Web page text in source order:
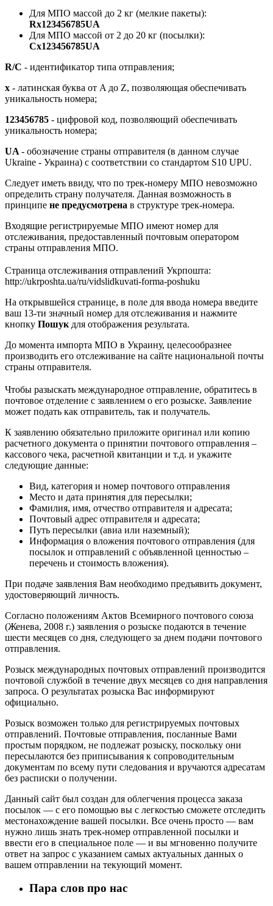
Для МПО массой до 2 кг (мелкие пакеты):
Rx123456785UA
Для МПО массой от 2 до 20 кг (посылки):
Cx123456785UA
R/C - идентификатор типа отправления;
x - латинская буква от A до Z, позволяющая обеспечивать
уникальность номера;
123456785 - цифровой код, позволяющий обеспечивать
уникальность номера;
UA - обозначение страны отправителя (в данном случае
Ukraine - Украина) с соответствии со стандартом S10 UPU.
Следует иметь ввиду, что по трек-номеру МПО невозможно
определить страну получателя. Данная возможность в
принципе не предусмотрена в структуре трек-номера.
Входящие регистрируемые МПО имеют номер для
отслеживания, предоставленный почтовым оператором
страны отправления МПО.
Страница отслеживания отправлений Укрпошта:
http://ukrposhta.ua/ru/vidslidkuvati-forma-poshuku
На открывшейся странице, в поле для ввода номера введите
ваш 13-ти значный номер для отслеживания и нажмите
кнопку Пошук для отображения результата.
До момента импорта МПО в Украину, целесообразнее
производить его отслеживание на сайте национальной почты
страны отправителя.
Чтобы разыскать международное отправление, обратитесь в
почтовое отделение с заявлением о его розыске. Заявление
может подать как отправитель, так и получатель.
К заявлению обязательно приложите оригинал или копию
расчетного документа о принятии почтового отправления –
кассового чека, расчетной квитанции и т.д. и укажите
следующие данные:
Вид, категория и номер почтового отправления
Место и дата принятия для пересылки;
Фамилия, имя, отчество отправителя и адресата;
Почтовый адрес отправителя и адресата;
Путь пересылки (авиа или наземный);
Информация о вложения почтового отправления (для
посылок и отправлений с объявленной ценностью –
перечень и стоимость вложения).
При подаче заявления Вам необходимо предъявить документ,
удостоверяющий личность.
Согласно положениям Актов Всемирного почтового союза
(Женева, 2008 г.) заявления о розыске подаются в течение
шести месяцев со дня, следующего за днем подачи почтового
отправления.
Розыск международных почтовых отправлений производится
почтовой службой в течение двух месяцев со дня направления
запроса. О результатах розыска Вас информируют
официально.
Розыск возможен только для регистрируемых почтовых
отправлений. Почтовые отправления, посланные Вами
простым порядком, не подлежат розыску, поскольку они
пересылаются без приписывания к сопроводительным
документам по всему пути следования и вручаются адресатам
без расписки о получении.
Данный сайт был создан для облегчения процесса заказа
посылок — с его помощью вы с легкостью сможете отследить
местонахождение вашей посылки. Все очень просто — вам
нужно лишь знать трек-номер отправленной посылки и
ввести его в специальное поле — и вы мгновенно получите
ответ на запрос с указанием самых актуальных данных о
вашем отправлении на текующий момент.
Пара слов про нас